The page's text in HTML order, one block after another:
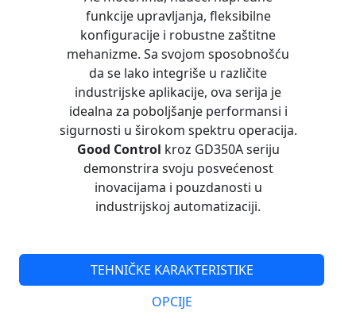
funkcije upravljanja, fleksibilne
konfiguracije i robustne zaštitne
mehanizme. Sa svojom sposobnošću
da se lako integriše u različite
industrijske aplikacije, ova serija je
idealna za poboljšanje performansi i
sigurnosti u širokom spektru operacija.
Good Control kroz GD350A seriju
demonstrira svoju posvećenost
inovacijama i pouzdanosti u
industrijskoj automatizaciji.
TEHNIČKE KARAKTERISTIKE
OPCIJE